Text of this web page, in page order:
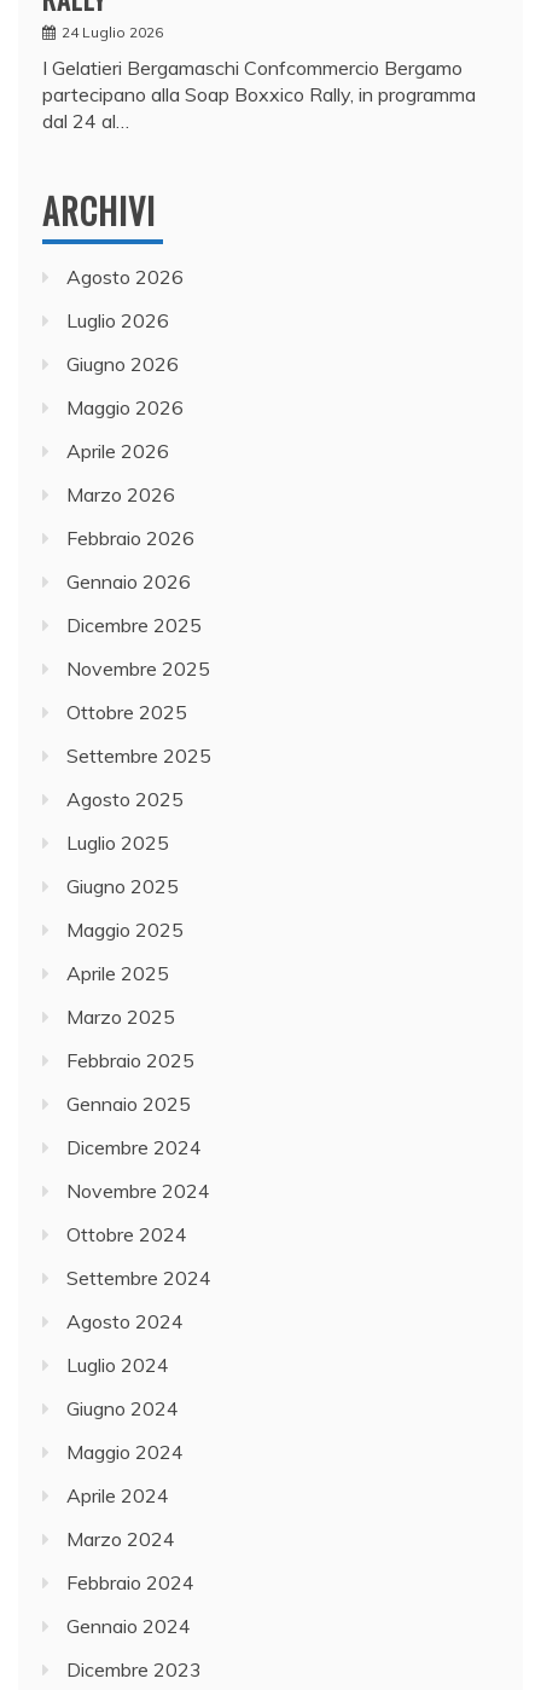
24 Luglio 2026
I Gelatieri Bergamaschi Confcommercio Bergamo
partecipano alla Soap Boxxico Rally, in programma
dal 24 al…
ARCHIVI
Agosto 2026
Luglio 2026
Giugno 2026
Maggio 2026
Aprile 2026
Marzo 2026
Febbraio 2026
Gennaio 2026
Dicembre 2025
Novembre 2025
Ottobre 2025
Settembre 2025
Agosto 2025
Luglio 2025
Giugno 2025
Maggio 2025
Aprile 2025
Marzo 2025
Febbraio 2025
Gennaio 2025
Dicembre 2024
Novembre 2024
Ottobre 2024
Settembre 2024
Agosto 2024
Luglio 2024
Giugno 2024
Maggio 2024
Aprile 2024
Marzo 2024
Febbraio 2024
Gennaio 2024
Dicembre 2023